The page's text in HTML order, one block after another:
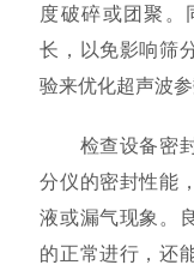
度破碎或团聚。
长，以免影响筛
验来优化超声波参
检查设备密封
分仪的密封性能
液或漏气现象。
的正常进行，还